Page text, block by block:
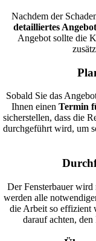
Nachdem der
detailliertes Angebot
Angebot sollte die
Sobald Sie das
Ihnen einen Termin
sicherstellen, dass die
durchgeführt wird, um
Der Fensterbauer
werden alle
die Arbeit so effizient
darauf achten,